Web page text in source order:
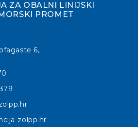
ZA OBALNI LINIJSKI
PROMET
6,
zolpp.hr